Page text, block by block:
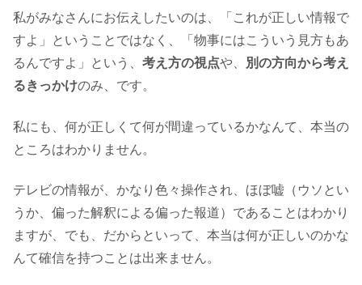
私がみなさんにお伝えしたいのは、「これが正しい情報で
すよ」ということではなく、「物事にはこういう見方もあ
るんですよ」という、 考え方の視点や、
別の方向から考え
るきっかけのみ、です。
私にも、何が正しくて何が間違っているかなんて、本当の
ところはわかりません。
テレビの情報が、かなり色々操作され、ほぼ嘘（ウソとい
うか、偏った解釈による偏った報道）であることはわかり
ますが、でも、だからといって、本当は何が正しいのかな
んて確信を持つことは出来ません。